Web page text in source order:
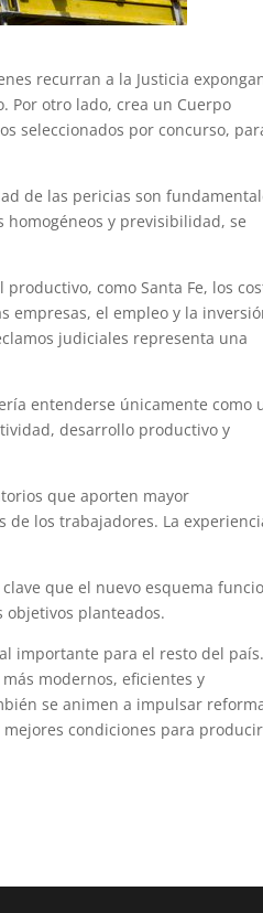
recurran a la Justicia
Por otro lado, crea un Cuerpo
seleccionados por concurso,
de las pericias son
y previsibilidad, se
como Santa Fe, los
empresas, el empleo y la
judiciales representa una
entenderse únicamente como
desarrollo productivo y
que aporten mayor
los trabajadores. La
que el nuevo esquema
planteados.
importante para el resto del país.
modernos, eficientes y
se animen a impulsar
condiciones para